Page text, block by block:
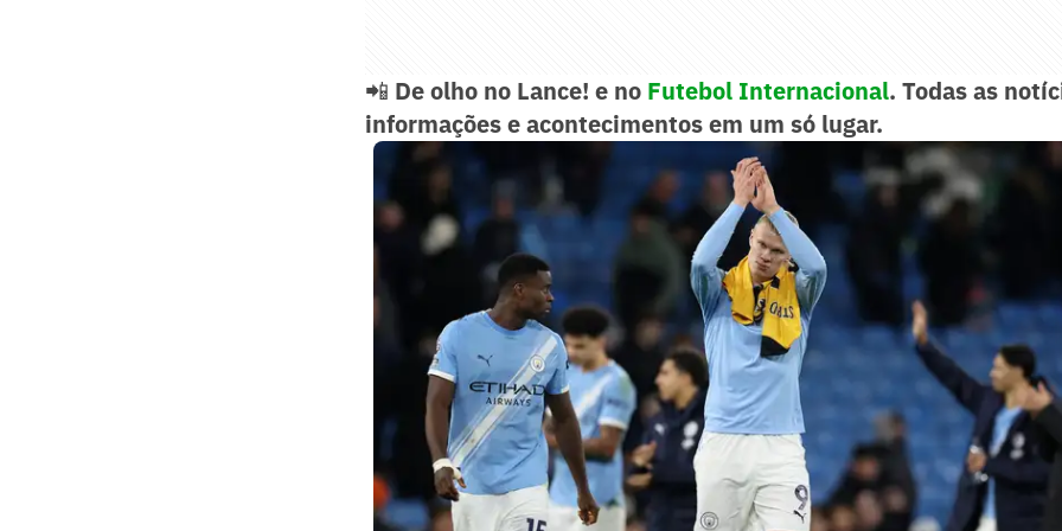
📲 De olho no Lance! e no Futebol Internacional. Todas as
informações e acontecimentos em um só lugar.